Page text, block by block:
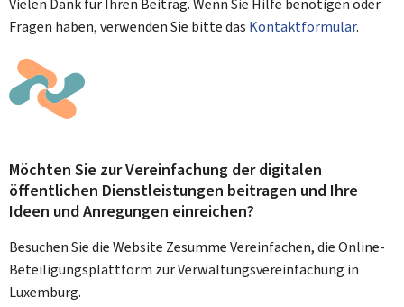
Vielen Dank für Ihren Beitrag. Wenn Sie Hilfe benötigen oder
Fragen haben, verwenden Sie bitte das Kontaktformular.
Möchten Sie zur Vereinfachung der digitalen
öffentlichen Dienstleistungen beitragen und Ihre
Ideen und Anregungen einreichen?
Besuchen Sie die Website Zesumme Vereinfachen, die Online-
Beteiligungsplattform zur Verwaltungsvereinfachung in
Luxemburg.